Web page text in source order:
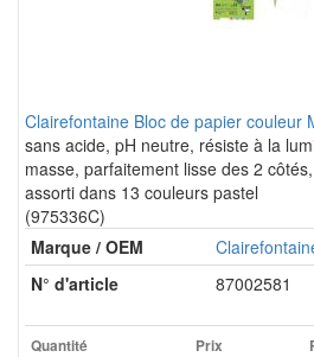
Clairefontaine Bloc de papier couleur
sans acide, pH neutre, résiste à la
masse, parfaitement lisse des 2
assorti dans 13 couleurs pastel
(975336C)
Marque / OEM
N° d'article
87002581
Quantité
Prix